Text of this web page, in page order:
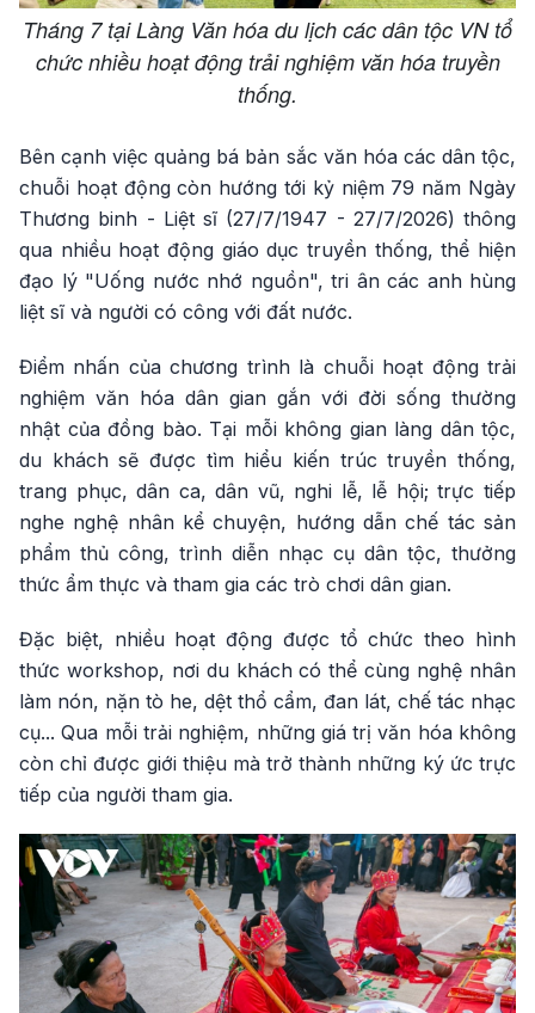
Tháng 7 tại Làng Văn hóa du lịch các dân tộc VN tổ
chức nhiều hoạt động trải nghiệm văn hóa truyền
thống.
Bên cạnh việc quảng bá bản sắc văn hóa các dân tộc,
chuỗi hoạt động còn hướng tới kỷ niệm 79 năm Ngày
Thương binh - Liệt sĩ (27/7/1947 - 27/7/2026) thông
qua nhiều hoạt động giáo dục truyền thống, thể hiện
đạo lý "Uống nước nhớ nguồn", tri ân các anh hùng
liệt sĩ và người có công với đất nước.
Điểm nhấn của chương trình là chuỗi hoạt động trải
nghiệm văn hóa dân gian gắn với đời sống thường
nhật của đồng bào. Tại mỗi không gian làng dân tộc,
du khách sẽ được tìm hiểu kiến trúc truyền thống,
trang phục, dân ca, dân vũ, nghi lễ, lễ hội; trực tiếp
nghe nghệ nhân kể chuyện, hướng dẫn chế tác sản
phẩm thủ công, trình diễn nhạc cụ dân tộc, thưởng
thức ẩm thực và tham gia các trò chơi dân gian.
Đặc biệt, nhiều hoạt động được tổ chức theo hình
thức workshop, nơi du khách có thể cùng nghệ nhân
làm nón, nặn tò he, dệt thổ cẩm, đan lát, chế tác nhạc
cụ... Qua mỗi trải nghiệm, những giá trị văn hóa không
còn chỉ được giới thiệu mà trở thành những ký ức trực
tiếp của người tham gia.